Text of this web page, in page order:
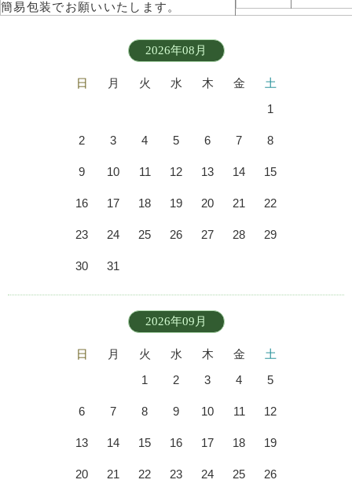
簡易包装でお願いいたします。
2026年08月
日 月 火 水 木 金
土
1
2 3 4 5 6 7 8
9 10 11 12 13 14 15
16 17 18 19 20 21 22
23 24 25 26 27 28 29
30 31
2026年09月
日 月 火 水 木 金
土
1
2 3 4 5
6 7 8 9 10 11 12
13 14 15 16 17 18 19
20 21 22 23 24 25 26